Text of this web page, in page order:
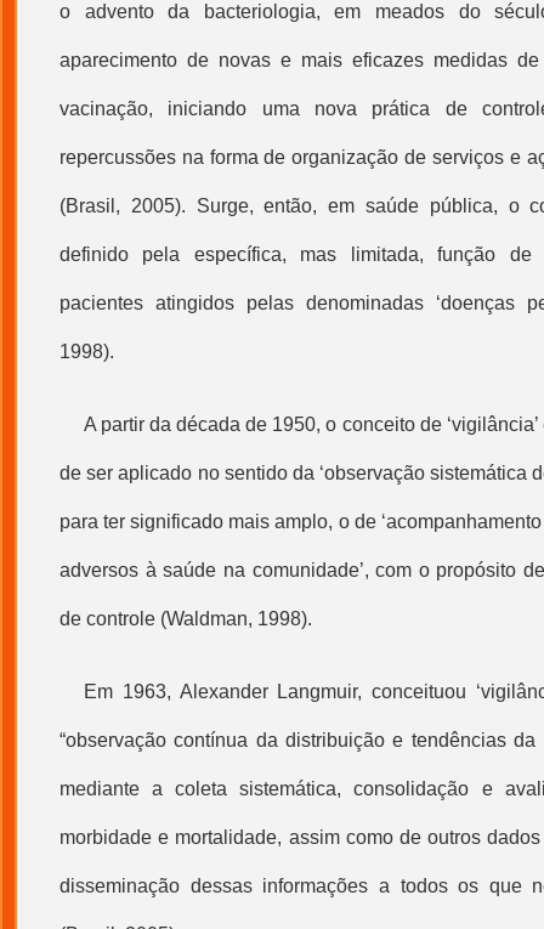
o advento da bacteriologia, em meados do
aparecimento de novas e mais eficazes medidas
vacinação, iniciando uma nova prática de
repercussões na forma de organização de serviços e
(Brasil, 2005). Surge, então, em saúde pública, o
definido pela específica, mas limitada, função de
pacientes atingidos pelas denominadas ‘doenças
1998).
A partir da década de 1950, o conceito de
de ser aplicado no sentido da ‘observação sistemática
para ter significado mais amplo, o de
adversos à saúde na comunidade’, com o propósito
de controle (Waldman, 1998).
Em 1963, Alexander Langmuir, conceituou ‘
“observação contínua da distribuição e tendências
mediante a coleta sistemática, consolidação e
morbidade e mortalidade, assim como de outros
disseminação dessas informações a todos os que